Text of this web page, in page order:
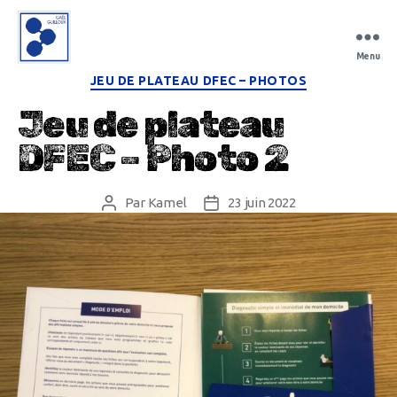
Menu
CatégoriesJEU DE PLATEAU DFEC – PHOTOS
Jeu de plateau
DFEC – Photo 2
Auteur
de
l’article
Par Kamel
Date
de
l’article
23 juin 2022